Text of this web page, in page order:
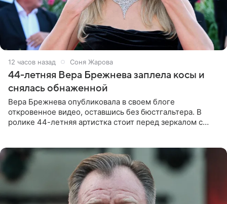
12 часов назад Соня Жарова
44-летняя Вера Брежнева заплела косы и
снялась обнаженной
Вера Брежнева опубликовала в своем блоге
откровенное видео, оставшись без бюстгальтера. В
ролике 44-летняя артистка стоит перед зеркалом с